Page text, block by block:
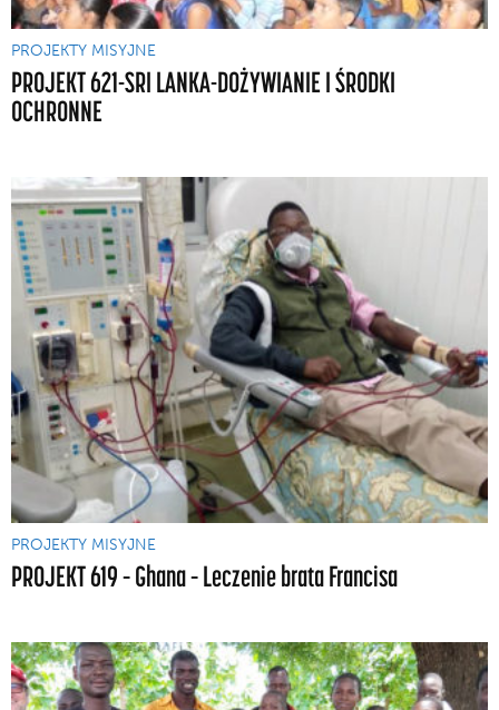
PROJEKTY MISYJNE
PROJEKT 621-SRI LANKA-DOŻYWIANIE I ŚRODKI
OCHRONNE
PROJEKTY MISYJNE
PROJEKT 619 – Ghana – Leczenie brata Francisa